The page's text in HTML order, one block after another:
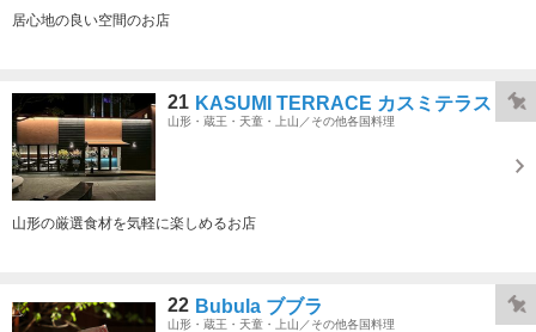
居心地の良い空間のお店
21 KASUMI TERRACE カスミテラス
山形・蔵王・天童・上山／その他各国料理
山形の厳選食材を気軽に楽しめるお店
22 Bubula ブブラ
山形・蔵王・天童・上山／その他各国料理